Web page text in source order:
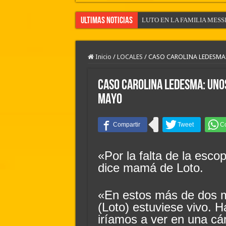
Ultimas Noticias LUTO EN LA FAMILIA
Camilota presentó a su
LAS NOTICIAS DE LA
LAS NOTICIAS POLICIALES
Flávio Bolsonaro culpó a
Divisiones Inferiores de la
Inicio / LOCALES / CASO CAROLINA
CASO CAROLINA LEDESMA:
MAYO
«Por la falta de la
dice mamá de Loto.
«En estos más de dos
(Loto) estuviese vivo.
iríamos a ver en una